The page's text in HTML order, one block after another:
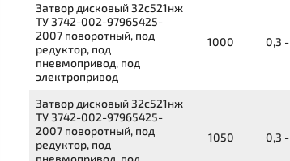
Затвор дисковый 32с521нж
ТУ 3742-002-97965425-
2007 поворотный, под
редуктор, под
пневмопривод, под
электропривод
1000 0,3
Затвор дисковый 32с521нж
ТУ 3742-002-97965425-
2007 поворотный, под
редуктор, под
пневмопривод, под
1050 0,3